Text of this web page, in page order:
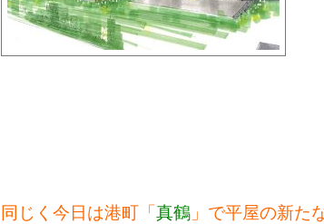
同じく今日は港町「真鶴 」で平屋の新た